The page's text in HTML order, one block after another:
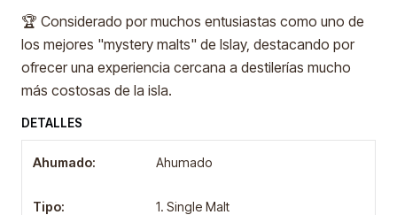
🏆 Considerado por muchos entusiastas como uno de
los mejores "mystery malts" de Islay, destacando por
ofrecer una experiencia cercana a destilerías mucho
más costosas de la isla.
DETALLES
Ahumado: Ahumado
Tipo: 1. Single Malt